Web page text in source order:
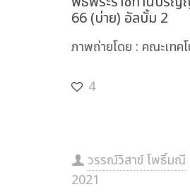
66 (บ่าย) อัลบั้ม 2
ภาพถ่ายโดย : คณะเทค
4
วรรณ์วิสาข์ โพธิ์มณี
2021